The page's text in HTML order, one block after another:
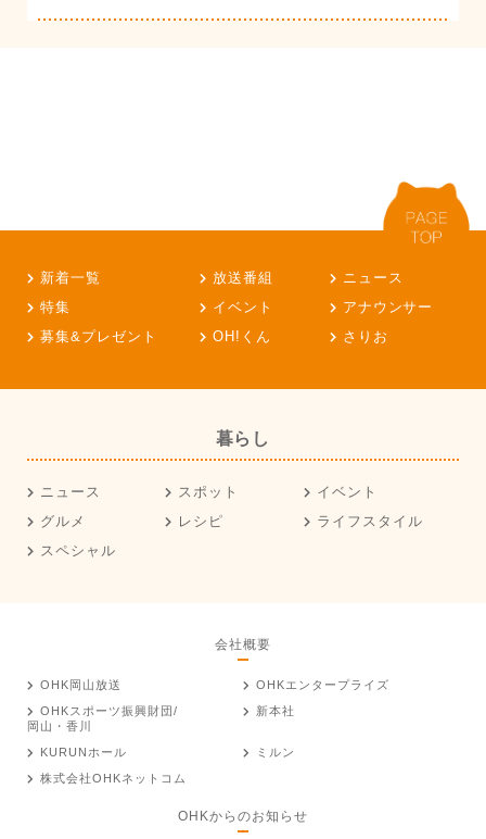
新着一覧 放送番組
ニュース
特集
イベント
アナウンサー
募集&プレゼント
OH!くん さりお
暮らし
ニュース スポット
イベント
グルメ
レシピ
ライフスタイル
スペシャル
会社概要
OHK岡山放送
OHKエンタープライズ
OHKスポーツ振興財団/
岡山・香川
新本社
KURUNホール
ミルン
株式会社OHKネットコム
OHKからのお知らせ